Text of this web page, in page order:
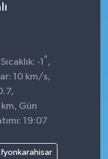
-1 ° ,
10 km/s,
Gün
19:07